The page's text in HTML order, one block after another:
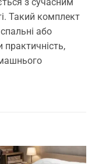
Такий комплект
або